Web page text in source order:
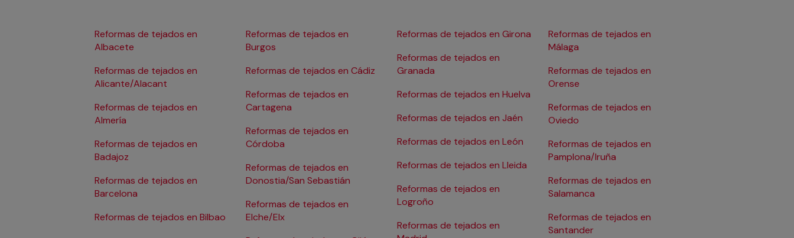
Reformas de tejados en
Albacete
Reformas de tejados en
Alicante/Alacant
Reformas de tejados en
Almería
Reformas de tejados en
Badajoz
Reformas de tejados en
Barcelona
Reformas de tejados en Bilbao
Reformas de tejados en
Burgos
Reformas de tejados en Cádiz
Reformas de tejados en
Cartagena
Reformas de tejados en
Córdoba
Reformas de tejados en
Donostia/San Sebastián
Reformas de tejados en
Elche/Elx
Reformas de tejados en Girona
Reformas de tejados en
Granada
Reformas de tejados en Huelva
Reformas de tejados en Jaén
Reformas de tejados en León
Reformas de tejados en Lleida
Reformas de tejados en
Logroño
Reformas de tejados en
Reformas de tejados en
Málaga
Reformas de tejados en
Orense
Reformas de tejados en
Oviedo
Reformas de tejados en
Pamplona/Iruña
Reformas de tejados en
Salamanca
Reformas de tejados en
Santander